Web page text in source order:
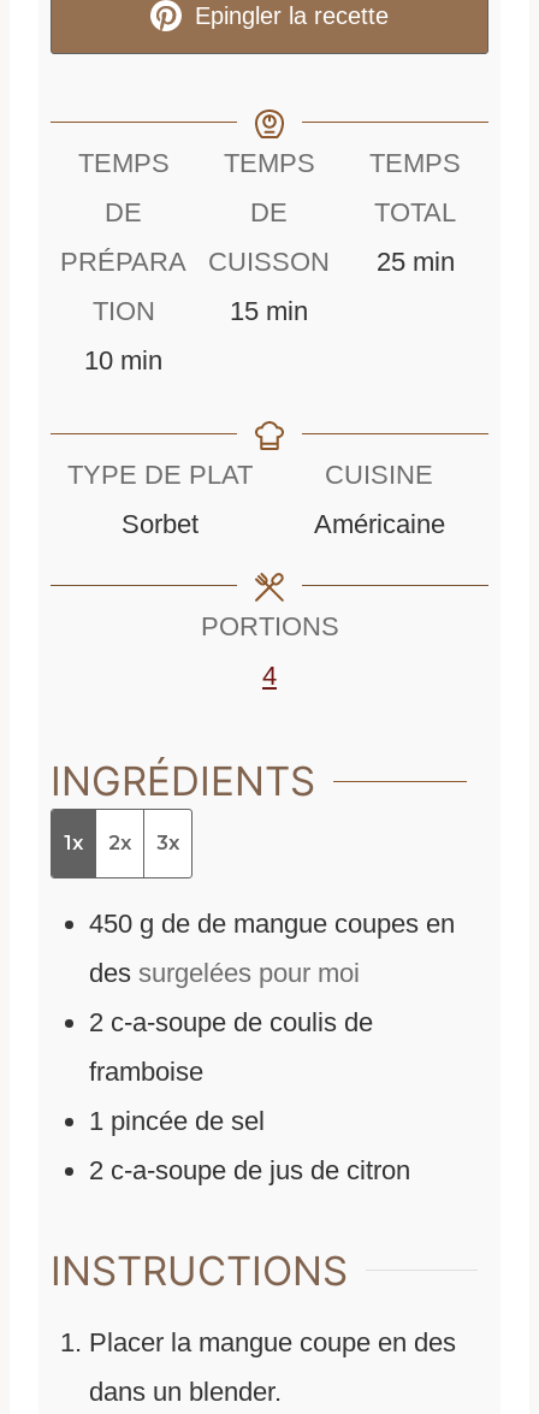
Epingler la recette
TEMPS
DE
PRÉPARA
TION
10mmin
TEMPS
DE
CUISSON
15m
u
s
min
TEMPS
TOTAL
25m
e
min
TYPE DE PLAT
Sorbet
CUISINE
Américaine
PORTIONS
4
INGRÉDIENTS
1x 2x 3x
450 g de de mangue coupes en
des surgelées pour moi
2 c-a-soupe de coulis de
framboise
1 pincée de sel
2 c-a-soupe de jus de citron
INSTRUCTIONS
Placer la mangue coupe en des
dans un blender.